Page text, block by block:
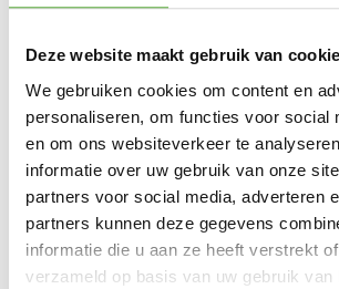
Deze website maakt gebruik van
We gebruiken cookies om content en
personaliseren, om functies voor social
en om ons websiteverkeer te
informatie over uw gebruik van onze
partners voor social media, adverteren
partners kunnen deze gegevens
informatie die u aan ze heeft verstrekt
verzameld op basis van uw gebruik van